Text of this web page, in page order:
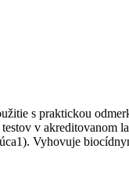
s praktickou
v akreditovanom
Vyhovuje